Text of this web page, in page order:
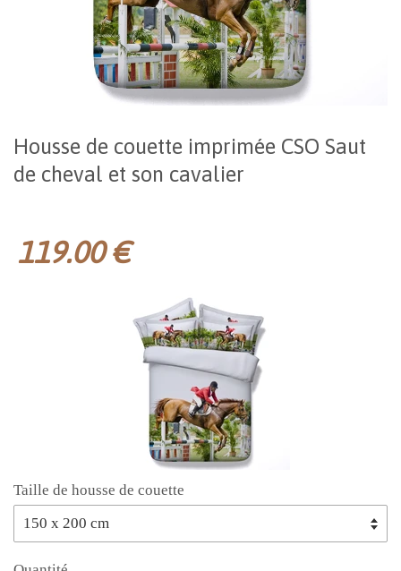
Housse de couette imprimée CSO Saut
de cheval et son cavalier
119.00 €
Taille de housse de couette